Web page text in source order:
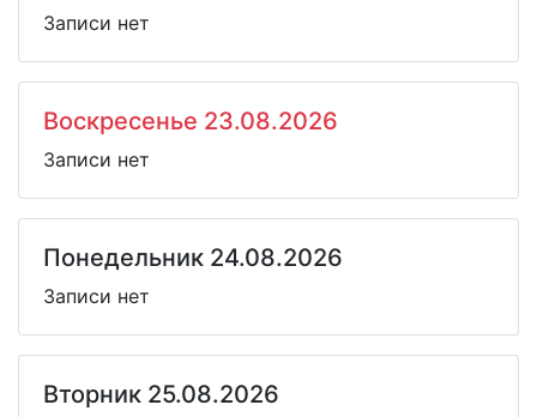
Записи нет
Воскресенье 23.08.2026
Записи нет
Понедельник 24.08.2026
Записи нет
Вторник 25.08.2026